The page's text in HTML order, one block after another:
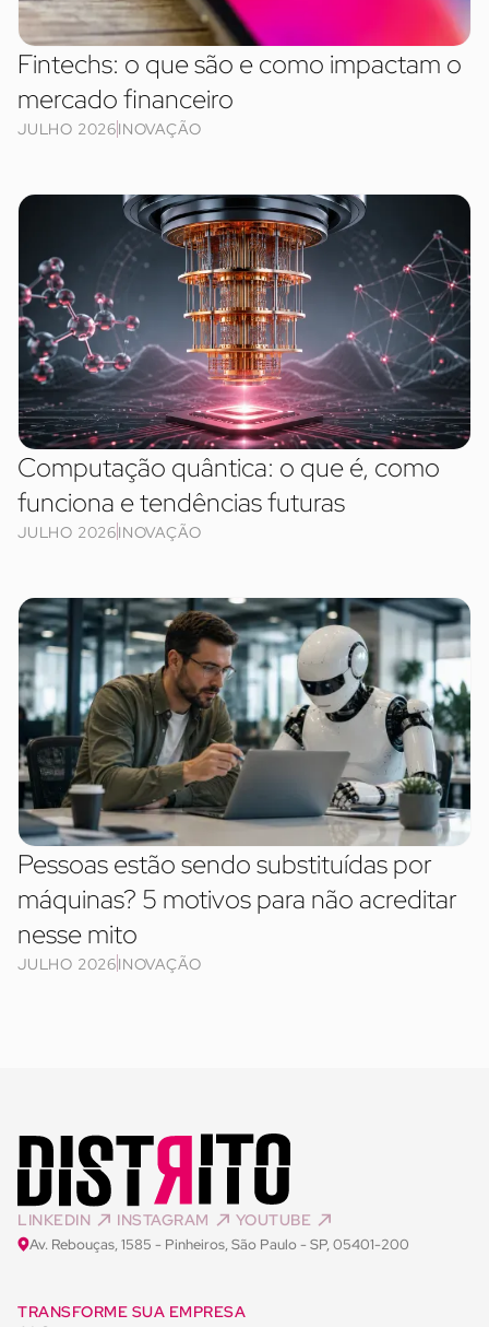
Fintechs: o que são e como impactam o
mercado financeiro
JULHO 2026INOVAÇÃO
Computação quântica: o que é, como
funciona e tendências futuras
JULHO 2026INOVAÇÃO
Pessoas estão sendo substituídas por
máquinas? 5 motivos para não acreditar
nesse mito
JULHO 2026INOVAÇÃO
LINKEDIN INSTAGRAM YOUTUBE
Av. Rebouças, 1585 - Pinheiros, São Paulo - SP, 05401-200
TRANSFORME SUA EMPRESA